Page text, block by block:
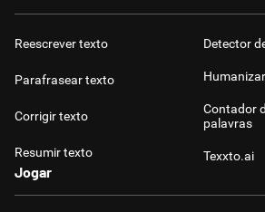
Reescrever texto
Parafrasear texto
Corrigir texto
Resumir texto
Detector
Contador
palavras
Texxto.ai
Jogar